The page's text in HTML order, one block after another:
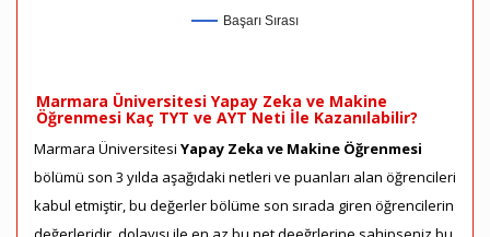
Başarı Sırası
Marmara Üniversitesi Yapay Zeka ve Makine
Öğrenmesi Kaç TYT ve AYT Neti İle Kazanılabilir?
Marmara Üniversitesi Yapay Zeka ve Makine Öğrenmesi
bölümü son 3 yılda aşağıdaki netleri ve puanları alan öğrencileri
kabul etmiştir, bu değerler bölüme son sırada giren öğrencilerin